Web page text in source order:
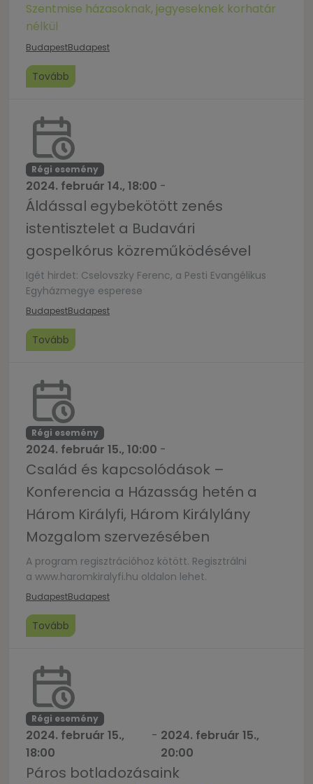
Szentmise házasoknak, jegyeseknek korhatár
nélkül
BudapestBudapest
Tovább
Régi esemény
2024. február 14., 18:00 -
Áldással egybekötött zenés
istentisztelet a Budavári
gospelkórus közreműködésével
Igét hirdet: Cselovszky Ferenc, a Pesti Evangélikus
Egyházmegye esperese
BudapestBudapest
Tovább
Régi esemény
2024. február 15., 10:00 -
Család és kapcsolódások –
Konferencia a Házasság hetén a
Három Királyfi, Három Királylány
Mozgalom szervezésében
A program regisztrációhoz kötött. Regisztrálni
a www.haromkiralyfi.hu oldalon lehet.
BudapestBudapest
Tovább
Régi esemény
2024. február 15.,
18:00
- 2024. február 15.,
20:00
Páros botladozásaink